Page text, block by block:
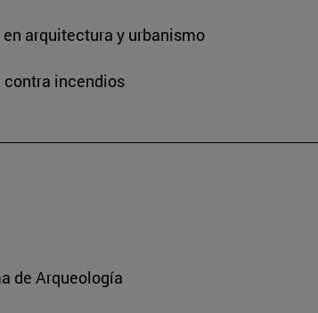
arquitectura y urbanismo
contra incendios
de Arqueología